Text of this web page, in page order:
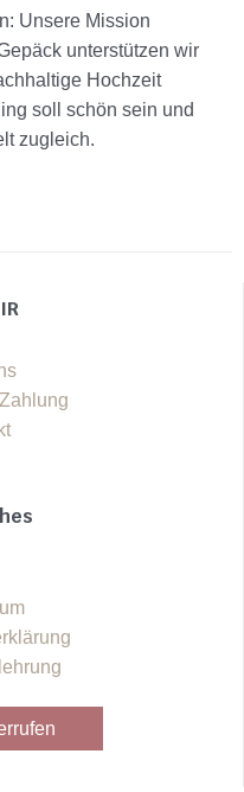
Unsere Mission
unterstützen wir
Hochzeit
soll schön sein und
zugleich.